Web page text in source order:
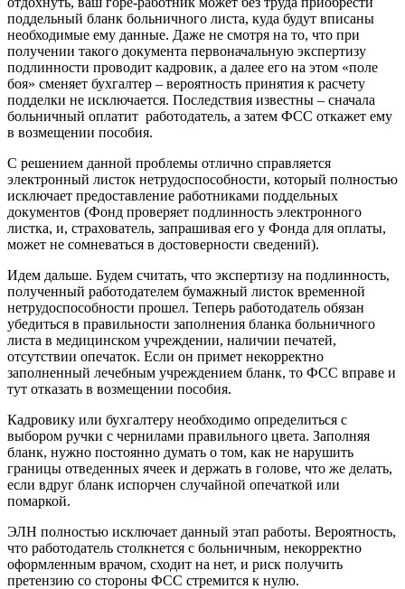
поддельный бланк больничного листа, куда будут вписаны
необходимые ему данные. Даже не смотря на то, что при
получении такого документа первоначальную экспертизу
подлинности проводит кадровик, а далее его на этом «поле
боя» сменяет бухгалтер – вероятность принятия к расчету
подделки не исключается. Последствия известны – сначала
больничный оплатит работодатель, а затем ФСС откажет ему
в возмещении пособия.
С решением данной проблемы отлично справляется
электронный листок нетрудоспособности, который полностью
исключает предоставление работниками поддельных
документов (Фонд проверяет подлинность электронного
листка, и, страхователь, запрашивая его у Фонда для оплаты,
может не сомневаться в достоверности сведений).
Идем дальше. Будем считать, что экспертизу на подлинность,
полученный работодателем бумажный листок временной
нетрудоспособности прошел. Теперь работодатель обязан
убедиться в правильности заполнения бланка больничного
листа в медицинском учреждении, наличии печатей,
отсутствии опечаток. Если он примет некорректно
заполненный лечебным учреждением бланк, то ФСС вправе и
тут отказать в возмещении пособия.
Кадровику или бухгалтеру необходимо определиться с
выбором ручки с чернилами правильного цвета. Заполняя
бланк, нужно постоянно думать о том, как не нарушить
границы отведенных ячеек и держать в голове, что же делать,
если вдруг бланк испорчен случайной опечаткой или
помаркой.
ЭЛН полностью исключает данный этап работы. Вероятность,
что работодатель столкнется с больничным, некорректно
оформленным врачом, сходит на нет, и риск получить
претензию со стороны ФСС стремится к нулю.